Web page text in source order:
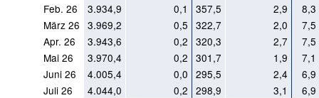
Feb. 26
3.934,9 0,1 357,5 2,9
8,3
März 26 3.969,2 0,5 322,7 2,0
7,5
Apr. 26
3.943,6 0,2 320,3 2,7
7,5
Mai 26
3.970,4 0,2 301,7 1,9
7,1
Juni 26
4.005,4 0,0 295,5 2,4
6,9
Juli 26
4.044,0 0,2 298,9 3,1 6,9